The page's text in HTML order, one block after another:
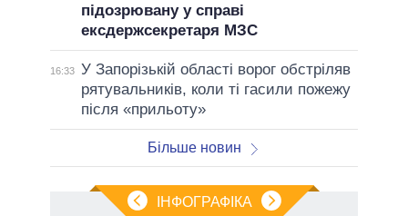
підозрювану у справі
ексдержсекретаря МЗС
16:33 У Запорізькій області ворог обстріляв
рятувальників, коли ті гасили пожежу
після «прильоту»
Більше новин
ІНФОГРАФІКА